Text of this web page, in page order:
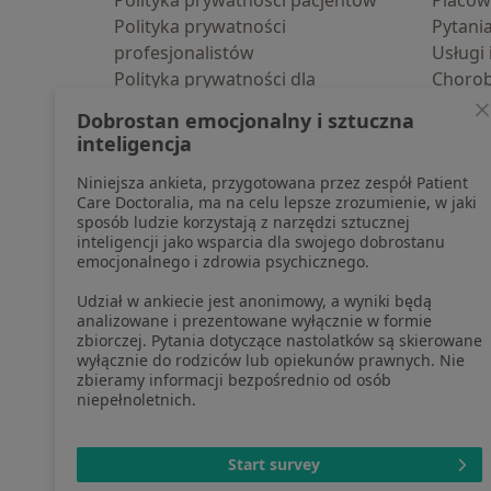
Polityka prywatności
profesjonalistów
Polityka prywatności dla
pozyskaliśmy samodzielnie
Polityka cookies
Jak działają wyniki wyszukiwania
Dostępność
O nas
Praca Rekrutujemy!
Partnerzy
Centrum prasowe
Kontakt
Pomoc
Blog
otwiera się w
otwiera
Dobrostan emocjonalny i sztuczna
inteligencja
Niniejsza ankieta, przygotowana przez zespół Patient
Care Doctoralia, ma na celu lepsze zrozumienie, w jaki
sposób ludzie korzystają z narzędzi sztucznej
inteligencji jako wsparcia dla swojego dobrostanu
emocjonalnego i zdrowia psychicznego.
Udział w ankiecie jest anonimowy, a wyniki będą
analizowane i prezentowane wyłącznie w formie
zbiorczej. Pytania dotyczące nastolatków są skierowane
wyłącznie do rodziców lub opiekunów prawnych. Nie
zbieramy informacji bezpośrednio od osób
niepełnoletnich.
Start survey